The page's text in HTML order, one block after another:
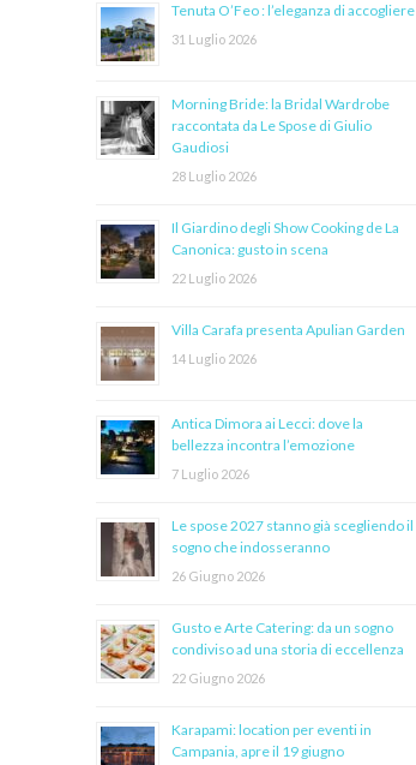
Tenuta O’Feo : l’eleganza di accogliere
31 Luglio 2026
Morning Bride: la Bridal Wardrobe
raccontata da Le Spose di Giulio
Gaudiosi
28 Luglio 2026
Il Giardino degli Show Cooking de La
Canonica: gusto in scena
22 Luglio 2026
Villa Carafa presenta Apulian Garden
14 Luglio 2026
Antica Dimora ai Lecci: dove la
bellezza incontra l’emozione
7 Luglio 2026
Le spose 2027 stanno già scegliendo il
sogno che indosseranno
26 Giugno 2026
Gusto e Arte Catering: da un sogno
condiviso ad una storia di eccellenza
22 Giugno 2026
Karapami: location per eventi in
Campania, apre il 19 giugno